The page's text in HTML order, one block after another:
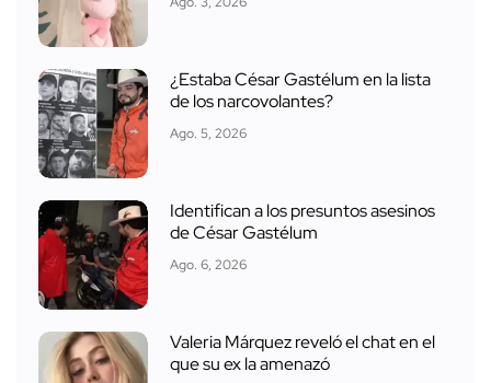
¿Estaba César Gastélum en la lista
de los narcovolantes?
Ago. 5, 2026
Identifican a los presuntos asesinos
de César Gastélum
Ago. 6, 2026
Valeria Márquez reveló el chat en el
que su ex la amenazó